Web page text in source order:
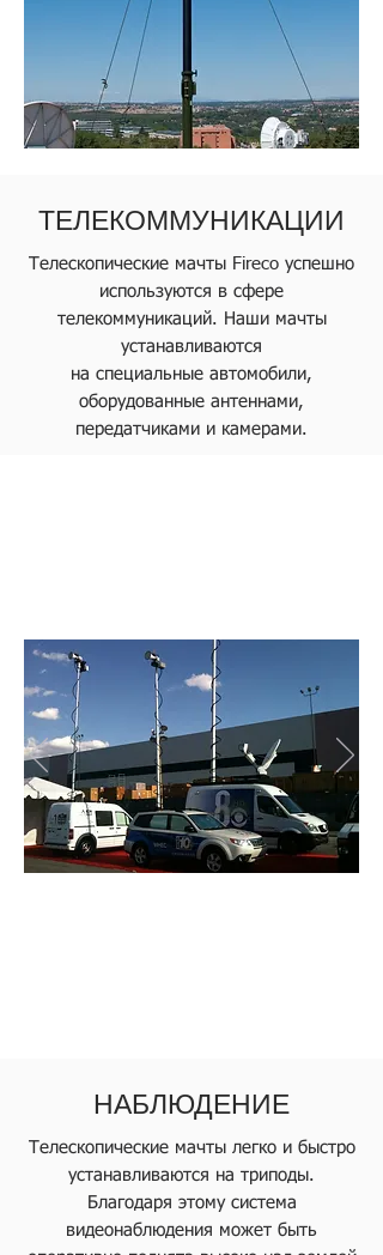
ТЕЛЕКОММУНИКАЦИИ
Телескопические мачты Fireco успешно
используются в сфере
телекоммуникаций. Наши мачты
устанавливаются
на специальные автомобили,
оборудованные антеннами,
передатчиками и камерами.
НАБЛЮДЕНИЕ
Телескопические мачты легко и быстро
устанавливаются на триподы.
Благодаря этому система
видеонаблюдения может быть